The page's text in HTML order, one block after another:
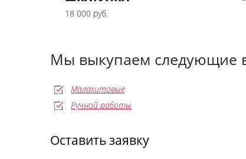
18 000 руб.
Мы выкупаем следующие
Малахитовые
Ручной работы
Оставить заявку